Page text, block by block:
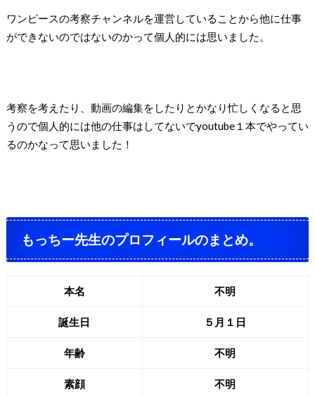
ワンピースの考察チャンネルを運営していることから他に仕事
ができないのではないのかって個人的には思いました。
考察を考えたり、動画の編集をしたりとかなり忙しくなると思
うので個人的には他の仕事はしてないでyoutube１本でやってい
るのかなって思いました！
もっちー先生のプロフィールのまとめ。
本名 不明
誕生日 ５月１日
年齢 不明
素顔 不明